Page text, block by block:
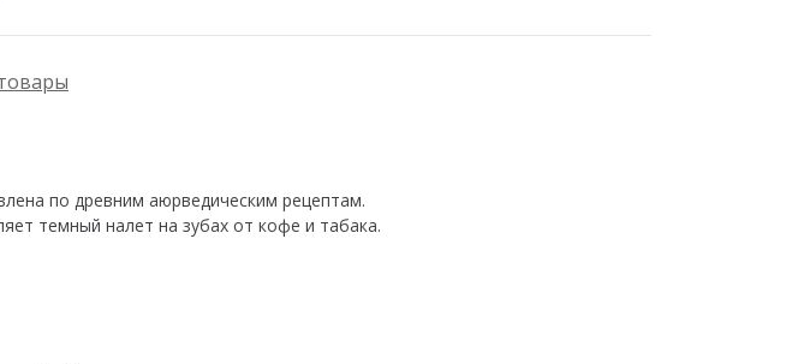
по древним аюрведическим рецептам.
темный налет на зубах от кофе и табака.